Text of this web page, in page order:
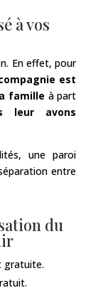
à vos
En effet, pour
est
famille à part
leur avons
une paroi
entre
du
gratuite.